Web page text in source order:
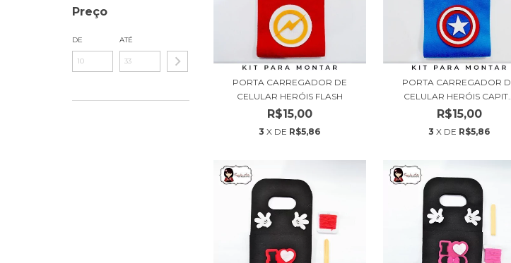
Preço
DE ATÉ
PORTA CARREGADOR DE
CELULAR HERÓIS FLASH
R$15,00
3 X DE R$5,86
PORTA CARREGADOR
CELULAR HERÓIS CAPIT...
R$15,00
3 X DE R$5,86